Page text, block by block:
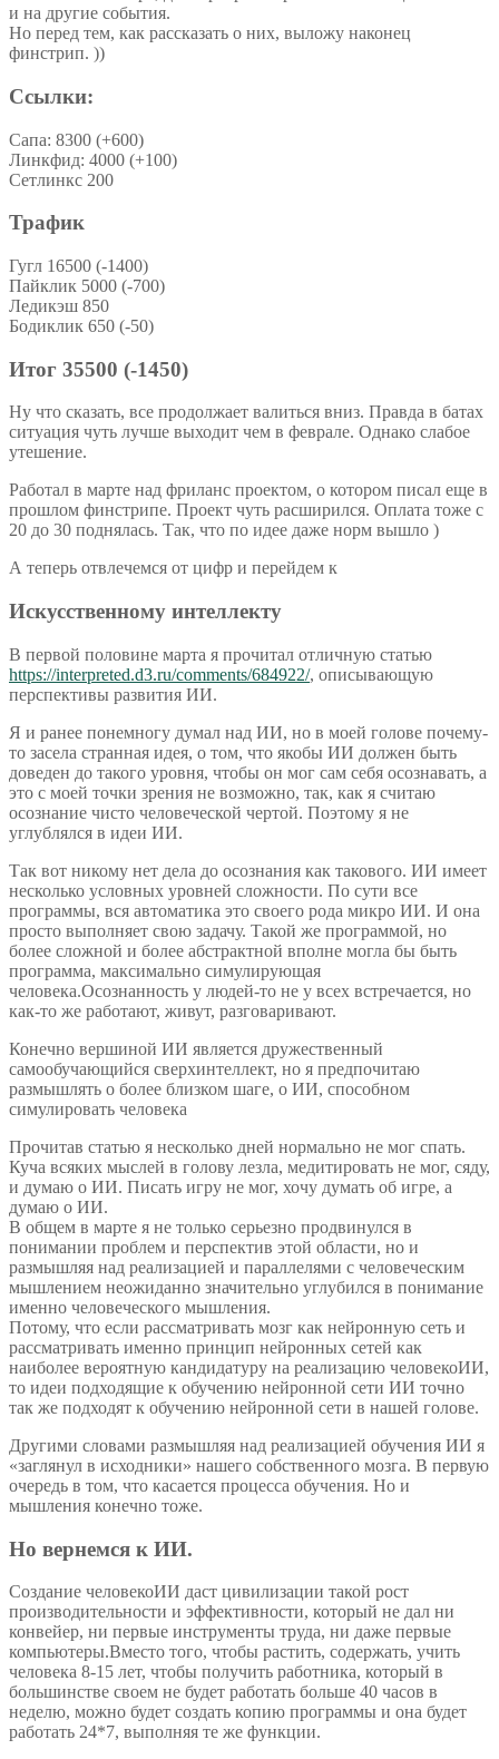
и на другие события.
Но перед тем, как рассказать о них, выложу наконец
финстрип. ))
Ссылки:
Сапа: 8300 (+600)
Линкфид: 4000 (+100)
Сетлинкс 200
Трафик
Гугл 16500 (-1400)
Пайклик 5000 (-700)
Ледикэш 850
Бодиклик 650 (-50)
Итог 35500 (-1450)
Ну что сказать, все продолжает валиться вниз. Правда в батах
ситуация чуть лучше выходит чем в феврале. Однако слабое
утешение.
Работал в марте над фриланс проектом, о котором писал еще в
прошлом финстрипе. Проект чуть расширился. Оплата тоже с
20 до 30 поднялась. Так, что по идее даже норм вышло )
А теперь отвлечемся от цифр и перейдем к
Искусственному интеллекту
В первой половине марта я прочитал отличную статью
https://interpreted.d3.ru/comments/684922/, описывающую
перспективы развития ИИ.
Я и ранее понемногу думал над ИИ, но в моей голове почему-
то засела странная идея, о том, что якобы ИИ должен быть
доведен до такого уровня, чтобы он мог сам себя осознавать, а
это с моей точки зрения не возможно, так, как я считаю
осознание чисто человеческой чертой. Поэтому я не
углублялся в идеи ИИ.
Так вот никому нет дела до осознания как такового. ИИ имеет
несколько условных уровней сложности. По сути все
программы, вся автоматика это своего рода микро ИИ. И она
просто выполняет свою задачу. Такой же программой, но
более сложной и более абстрактной вполне могла бы быть
программа, максимально симулирующая
человека.Осознанность у людей-то не у всех встречается, но
как-то же работают, живут, разговаривают.
Конечно вершиной ИИ является дружественный
самообучающийся сверхинтеллект, но я предпочитаю
размышлять о более близком шаге, о ИИ, способном
симулировать человека
Прочитав статью я несколько дней нормально не мог спать.
Куча всяких мыслей в голову лезла, медитировать не мог, сяду,
и думаю о ИИ. Писать игру не мог, хочу думать об игре, а
думаю о ИИ.
В общем в марте я не только серьезно продвинулся в
понимании проблем и перспектив этой области, но и
размышляя над реализацией и параллелями с человеческим
мышлением неожиданно значительно углубился в понимание
именно человеческого мышления.
Потому, что если рассматривать мозг как нейронную сеть и
рассматривать именно принцип нейронных сетей как
наиболее вероятную кандидатуру на реализацию человекоИИ,
то идеи подходящие к обучению нейронной сети ИИ точно
так же подходят к обучению нейронной сети в нашей голове.
Другими словами размышляя над реализацией обучения ИИ я
«заглянул в исходники» нашего собственного мозга. В первую
очередь в том, что касается процесса обучения. Но и
мышления конечно тоже.
Но вернемся к ИИ.
Создание человекоИИ даст цивилизации такой рост
производительности и эффективности, который не дал ни
конвейер, ни первые инструменты труда, ни даже первые
компьютеры.Вместо того, чтобы растить, содержать, учить
человека 8-15 лет, чтобы получить работника, который в
большинстве своем не будет работать больше 40 часов в
неделю, можно будет создать копию программы и она будет
работать 24*7, выполняя те же функции.